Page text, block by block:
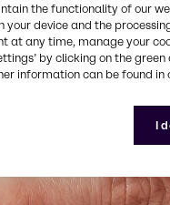
the functionality of our
your device and the
at any time, manage your
by clicking on the
information can be found in
I